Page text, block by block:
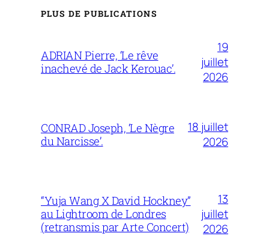
PLUS DE PUBLICATIONS
ADRIAN Pierre, ‘Le rêve
inachevé de Jack Kerouac’.
19
juillet
2026
CONRAD Joseph, ‘Le Nègre
du Narcisse’.
18 juillet
2026
“Yuja Wang X David Hockney”
au Lightroom de Londres
(retransmis par Arte Concert)
13
juillet
2026